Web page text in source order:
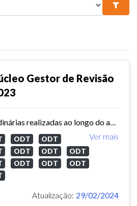
Gestor de Revisão
Ver mais
ODT
ODT
ODT ODT
ODT
ODT ODT
ODT
Atualização: 29/02/2024